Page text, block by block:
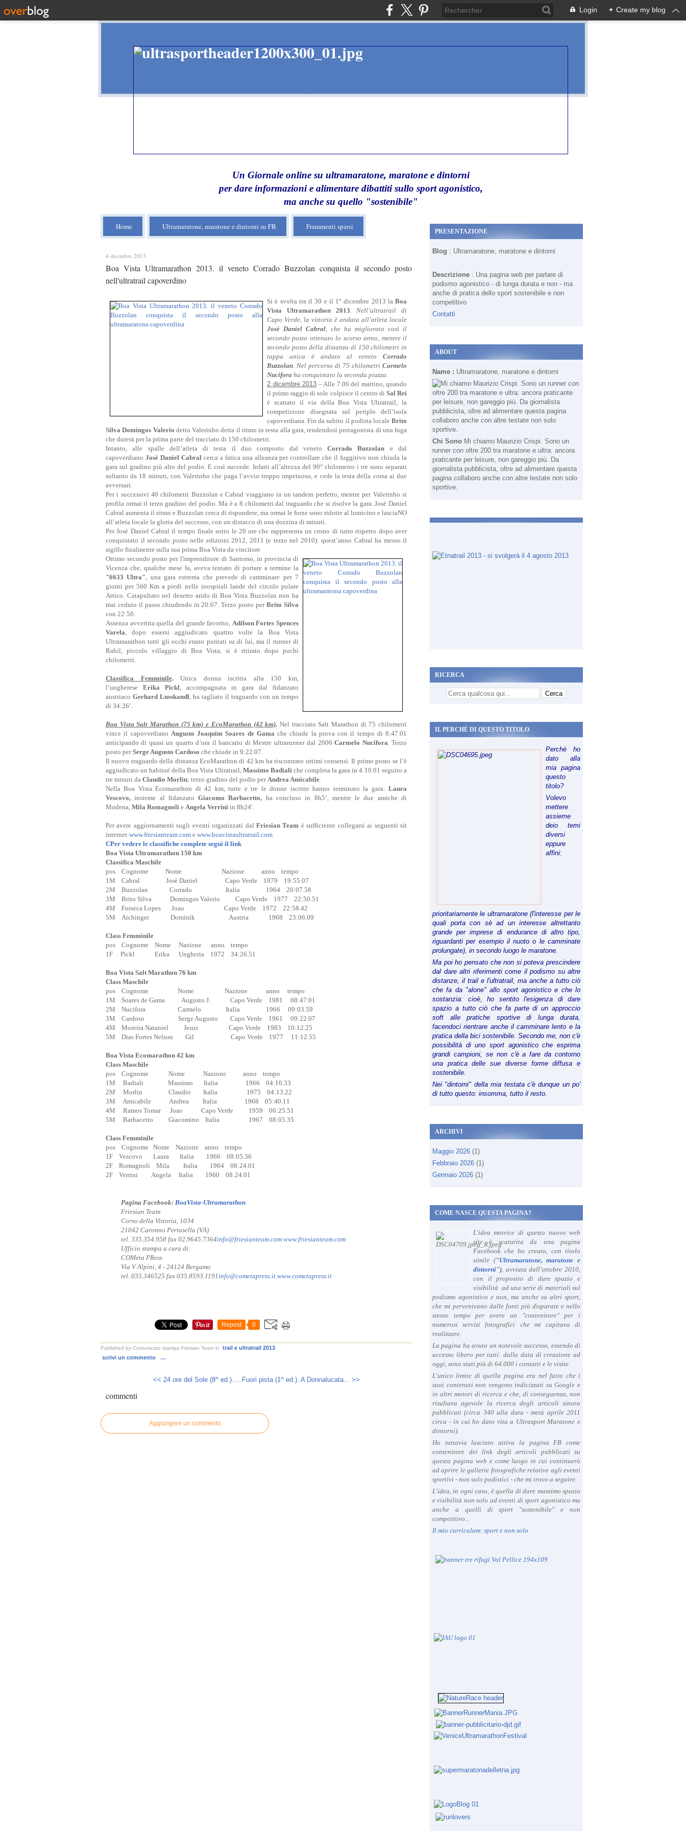
Login + Create my blog
Un Giornale online su ultramaratone, maratone e dintorni
per dare informazioni e alimentare dibattiti sullo sport agonistico,
ma anche su quello "sostenibile"
Home Ultramaratone, maratone e dintorni su FB Frammenti sparsi
4 dicembre 2013
Boa Vista Ultramarathon 2013. il veneto Corrado Buzzolan conquista il secondo posto
nell'ultratrail capoverdino
Si è svolta tra il 30 e il 1° dicembre 2013 la Boa
Vista Ultramarathon 2013.Nell’ultratrail di
Capo Verde, la vittoria è andata all’atleta locale
Josè Daniel Cabral, che ha migliorato così il
secondo posto ottenuto lo scorso anno, mentre il
secondo posto della distanza di 150 chilometri in
tappa unica è andato al veneto Corrado
Buzzolan. Nel percorso di 75 chilometri Carmelo
Nucifora ha conquistato la seconda piazza.
2 dicembre 2013 – Alle 7.00 del mattino, quando
il primo raggio di sole colpisce il centro di Sal Rei
è scattato il via della Boa Vista Ultratrail, la
competizione disegnata sul periplo dell’isola
capoverdiana. Fin da subito il podista localeBrito
Silva Domingos Valerio detto Valerinho detta il ritmo in testa alla gara, rendendosi protagonista di una fuga
che durerà per la prima parte del tracciato di 150 chilometri.
Intanto, alle spalle dell’atleta di testa il duo composto dal venetoCorrado Buzzolan e dal
capoverdiano Josè Daniel Cabralcerca a fatica una alleanza per controllare che il fuggitivo non chiuda la
gara sul gradino più alto del podio. E così succede. Infatti all’altezza del 90° chilometro i tre sono separati
soltanto da 18 minuti, con Valerinho che paga l’avvio troppo impetuoso, e cede la testa della corsa ai due
avversari.
Per i successivi 40 chilometri Buzzolan e Cabral viaggiano in un tandem perfetto, mentre per Valerinho si
profila ormai il terzo gradino del podio. Ma è a 8 chilometri dal traguardo che si risolve la gara. Josè Daniel
Cabral aumenta il ritmo e Buzzolan cerca di rispondere, ma ormai le forze sono ridotte al lumicino e lasciaNO
all’atleta locale la gloria del successo, con un distacco di una dozzina di minuti.
Per Josè Daniel Cabral il tempo finale sotto le 20 ore che rappresenta un crono di tutto rispetto dopo aver
conquistato il secondo posto nelle edizioni 2012, 2011 (e terzo nel 2010): quest’anno Cabral ha messo il
sigillo finalmente sulla sua prima Boa Vista da vincitore
Ottimo secondo posto per l'imprenditore di Santorso, in provincia di
Vicenza che, qualche mese fa, aveva tentato di portare a termine la
"6633 Ultra", una gara estrema che prevede di camminare per 7
giorni per 560 Km a piedi nelle inospitali lande del circolo polare
Artico. Catapultato nel deserto arido di Boa Vista Buzzolan non ha
mai ceduto il passo chiudendo in 20:07. Terzo posto perBrito Silva
con 22:50.
Assenza avvertita quella del grande favorito, Adilson Fortes Spences
Varela, dopo essersi aggiudicato quattro volte la Boa Vista
Ultramarathon tutti gli occhi erano puntati su di lui, ma il runner di
Rabil, piccolo villaggio di Boa Vista, si è ritirato dopo pochi
chilometri.
Classifica Femminile.Unica donna iscritta alla 150 km,
l’ungherese Erika Pickl, accompagnata in gara dal fidanzato
austriaco Gerhard Lusskandl, ha tagliato il traguardo con un tempo
di 34:26’.
Boa Vista Salt Marathon (75 km) e EcoMarathon (42 km). Nel tracciato Salt Marathon di 75 chilometri
vince il capoverdiano Augusto Joaquim Soares de Gama che chiude la prova con il tempo di 8:47.01
anticipando di quasi un quarto d’ora il bancario di Mestre ultrarunner dal 2006Carmelo Nucifora. Terzo
posto perSerge Augusto Cardoso che chiude in 9:22.07.
Il nuovo traguardo della distanza EcoMarathon di 42 km ha riscontrato ottimi consensi. Il primo posto se l’è
aggiudicato un habitué della Boa Vista Ultratrail, Massimo Badiali che completa la gara in 4:10.01 seguito a
tre minuti da Claudio Morlin; terzo gradino del podio perAndrea Amicabile.
Nella Boa Vista Ecomarathon di 42 km, tutte e tre le donne iscritte hanno terminato la gara: Laura
Vescovo, insieme al fidanzatoGiacomo Barbacetto, ha concluso in 8h5’, mentre le due amiche di
Modena, Mila Romagnoli e Angela Verrini in 8h24'.
Per avere aggiornamenti sugli eventi organizzati dal Friesian Team è sufficiente collegarsi ai seguenti sit
internet:www.friesianteam.com e www.boavistaultratrail.com
CPer vedere le classifiche complete segui il link
Boa Vista Ultramarathon 150 km
Classifica Maschile
pos Cognome Nome Nazione anno tempo
1M Cabral Josè Daniel Capo Verde 1979 19:55.07
2M Buzzolan Corrado Italia 1964 20:07.58
3M Brito Silva Domingos Valerio Capo Verde 1977 22:50.51
4M Forseca Lopes Joao Capo Verde 1972 22:58.42
5M Aichinger Dominik Austria 1968 23:06.09
Class Femminile
pos Cognome Nome Nazione anno tempo
1F Pickl Erika Ungheria 1972 34:26.51
Boa Vista Salt Marathon 76 km
Class Maschile
pos Cognome Nome Nazione anno tempo
1M Soares de Gama Augusto J. Capo Verde 1981 08:47.01
2M Nucifora Carmelo Italia 1966 09:03.59
3M Cardoso Serge Augusto Capo Verde 1961 09:22.07
4M Moreira Nataniel Jesus Capo Verde 1983 10:12.25
5M Dias Fortes Nelson Gil Capo Verde 1977 11:12.55
Boa Vista Ecomarathon 42 km
Class Maschile
pos Cognome Nome Nazione anno tempo
1M Badiali Massimo Italia 1966 04:10.33
2M Morlin Claudio Italia 1975 04:13.22
3M Amicabile Andrea Italia 1968 05:40.11
4M Ramos Tomar Joao Capo Verde 1959 06:25.51
5M Barbacetto Giacomino Italia 1967 08:05.35
Class Femminile
pos Cognome Nome Nazione anno tempo
1F Vescovo Laura Italia 1966 08:05.36
2F Romagnoli Mila Italia 1964 08:24.01
2F Verrini Angela Italia 1960 08:24.01
Pagina Facebook: BoaVista-Ultramarathon
Friesian Team
Corso della Vittoria, 1034
21042 Caronno Pertusella (VA)
tel. 335.354.958 fax 02.9645.7364info@friesianteam.com www.friesianteam.com
Ufficio stampa a cura di:
COMeta PRess
Via V Alpini, 4 - 24124 Bergamo
tel. 035.346525 fax 035.8593.1191info@cometapress.it www.cometapress.it
Repost 0
Published by Comunicato stampa Freisian Team in
trail e ultratrail 2013
scrivi un commento
…
<< 24 ore del Sole (8^ ed.).... Fuori pista (1^ ed.). A Donnalucata... >>
commenti
Aggiungere un commento
PRESENTAZIONE
Blog : Ultramaratone, maratone e dintorni
Descrizione : Una pagina web per parlare di
podismo agonistico - di lunga durata e non - ma
anche di pratica dello sport sostenibile e non
competitivo
Contatti
ABOUT
Name : Ultramaratone, maratone e dintorni
Chi Sono Mi chiamo Maurizio Crispi. Sono un
runner con oltre 200 tra maratone e ultra: ancora
praticante per leisure, non gareggio più. Da
giornalista pubblicista, oltre ad alimentare questa
pagina collaboro anche con altre testate non solo
sportive.
RICERCA
IL PERCHÈ DI QUESTO TITOLO
Perchè ho
dato alla
mia pagina
questo
titolo?
Volevo
mettere
assieme
deio temi
diversi
eppure
affini:
prioritariamente le ultramaratone (l'interesse per le
quali porta con sè ad un interesse altrettanto
grande per imprese di endurance di altro tipo,
riguardanti per esempio il nuoto o le camminate
prolungate), in secondo luogo le maratone.
Ma poi ho pensato che non si poteva prescindere
dal dare altri riferimenti come il podismo su altre
distanze, il trail e l'ultratrail, ma anche a tutto ciò
che fa da "alone" allo sport agonistico e che lo
sostanzia: cioè, ho sentito l'esigenza di dare
spazio a tutto ciò che fa parte di un approccio
soft alle pratiche sportive di lunga durata,
facendoci rientrare anche il camminare lento e la
pratica della bici sostenibile. Secondo me, non c'è
possibilità di uno sport agonistico che esprima
grandi campioni, se non c'è a fare da contorno
una pratica delle sue diverse forme diffusa e
sostenibile.
Nei "dintorni" della mia testata c'è dunque un po'
di tutto questo: insomma, tutto il resto.
ARCHIVI
Maggio 2026 (1)
Febbraio 2026 (1)
Gennaio 2026 (1)
COME NASCE QUESTA PAGINA?
L'idea motrice di questo nuovo web
site è scaturita da una pagina
Facebook che ho creato, con titolo
simile ("Ultramaratone, maratone e
dintorni"), avviata dall'ottobre 2010,
con il proposito di dare spazio e
visibilità ad una serie di materiali sul
podismo agonistico e non, ma anche su altri sport,
che mi pervenivano dalle fonti più disparate e nello
stesso tempo per avere un "contenitore" per i
numerosi servizi fotografici che mi capitava di
realizzare.
La pagina ha avuto un notevole successo, essendo di
accesso libero per tutti: dalla data di creazione ad
oggi, sono stati più di 64.000 i contatti e le visite.
L'unico limite di quella pagina era nel fatto che i
suoi contenuti non vengono indicizzati su Google e
in altri motori di ricerca e che, di conseguenza, non
risultava agevole la ricerca degli articoli sinora
pubblicati (circa 340 alla data - metà aprile 2011
circa - in cui ho dato vita a Ultrasport Maratone e
dintorni).
Ho tuttavia lasciato attiva la pagina FB come
contenitore dei link degli articoli pubblicati su
questa pagina web e come luogo in cui continuerò
ad aprire le gallerie fotografiche relative agli eventi
sportivi - non solo podistici - che mi trovo a seguire.
L'idea, in ogni caso, è quella di dare massimo spazio
e visibilità non solo ad eventi di sport agonistico ma
anche a quelli di sport "sostenibile" e non
competitivo...
Il mio curriculum: sport e non solo